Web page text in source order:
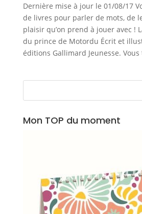
Dernière mise à jour le 01/08/17
de livres pour parler de mots, de
plaisir qu’on prend à jouer avec !
du prince de Motordu Écrit et
éditions Gallimard Jeunesse.
Mon TOP du moment